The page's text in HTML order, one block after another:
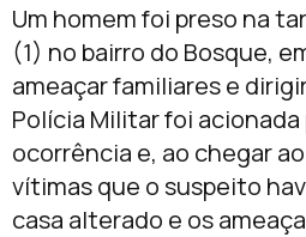
Um homem foi preso na
(1) no bairro do Bosque,
ameaçar familiares e
Polícia Militar foi
ocorrência e, ao chegar
vítimas que o suspeito
casa alterado e os